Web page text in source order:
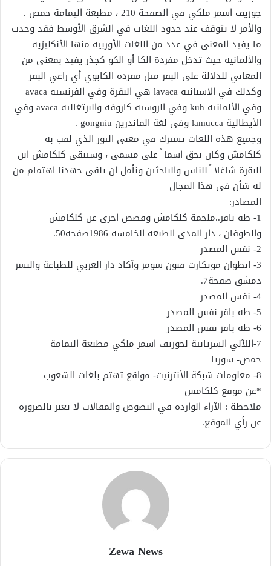
جوزيف اسمر ملكي في الصفحة 210 ، مطبعة اليمامة حمص .
والأمر لا يتوقف عند حدود اللغات في الشرق الأوسط فقد وجدت
ما يفيد المعنى في عدد من اللغات الأوربيه منها الأنكليزيه
والألمانيه حيث تدخل مفردة الكا أو الكو كجذر يفيد بمعنى من
المعاني للدلالة على البقر مثل مفردة الكابوي أي راعي البقر
وكذلك في الاسبانية lavaca هي البقرة وفي الفرنسية avaca
وفي الألمانية kuh وفي الروسية كاروفه والبرتغالية avaca وفي
الأيطالية lamucca وفي لغة الماندرين gongniu .
وجميع هذه اللغات تشترك في معنى الثور الذي لقب به
كلكامش وكان بحق اسما ً على مسمى ، وسيبقى كلكامش ابن
البقرة شاغلا ً للناس والباحثين ونأمل ان يلقى جهدنا اهتمام من
له شأن في هذا المجال
المصادر:
1- طه باقر..ملحمة كلكامش وقصص اخرى عن كلكامش
والطوفان ، دار المدى الطبعة الخامسة 1986صفحه50.
2- نفس المصدر
3- انطوان موتكارت فنون سومر وآكاد دار العربي للطباعة والنشر
دمشق صفحة7.
4- نفس المصدر
5- طه باقر نفس المصدر
6- طه باقر نفس المصدر
7-اللآلي السريانية لجوزيف اسمر ملكي مطبعة اليمامة
حمص- سوريا
8- معلومات شبكة الأنترنيت- مواقع تهتم بلغات الشعوب
*عن موقع كلكامش
ملاحظة : الآراء الواردة في النصوص والمقالات لا تعبر بالضرورة
عن رأي الموقع.
Zewa News